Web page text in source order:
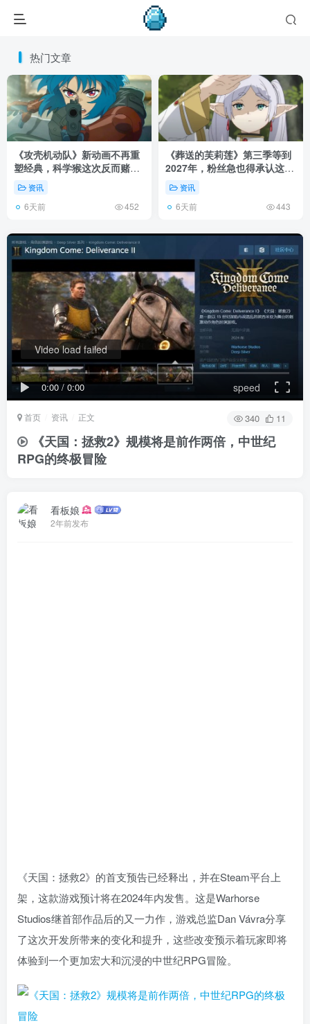
热门文章
《攻壳机动队》新动画不再重
塑经典，科学猴这次反而赌对
了！资讯
6天前 452
《葬送的芙莉莲》第三季等到
2027年，粉丝急也得承认这次
慢得有道理！
资讯
6天前 443
0:00 / 0:00 speed
Video load failed
首页 资讯 正文 340 11
《天国：拯救2》规模将是前作两倍，中世纪
RPG的终极冒险
看板娘
2年前发布
《天国：拯救2》的首支预告已经释出，并在Steam平台上
架，这款游戏预计将在2024年内发售。这是Warhorse
Studios继首部作品后的又一力作，游戏总监Dan Vávra分享
了这次开发所带来的变化和提升，这些改变预示着玩家即将
体验到一个更加宏大和沉浸的中世纪RPG冒险。